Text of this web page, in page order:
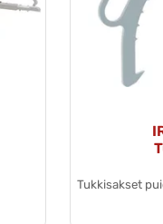
Tukkisakset